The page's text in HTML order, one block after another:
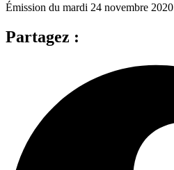
Émission du mardi 24 novembre 2020
Partagez :